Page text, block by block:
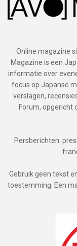
Online magazine
Magazine is een
informatie over
focus op Japanse
verslagen,
Forum, opgericht
Persberichten:
Gebruik geen tekst
toestemming. Een